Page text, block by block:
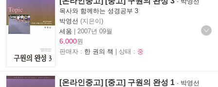
목사와 함께하는 성경공부 3
박영선 (지은이)
세움 | 2007년 09월
6,000원
판매자 : 한 권의 책 | 상태 : 중
[온라인중고] [중고] 구원의 완성 1 - 박영선